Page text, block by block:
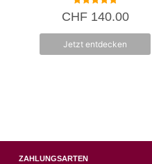
5.00
von 5
CHF140.00
Jetzt entdecken
ZAHLUNGSARTEN